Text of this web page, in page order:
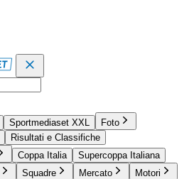
Sportmediaset XXL
Foto
Risultati e Classifiche
Coppa Italia
Supercoppa Italiana
Squadre Mercato
Motori